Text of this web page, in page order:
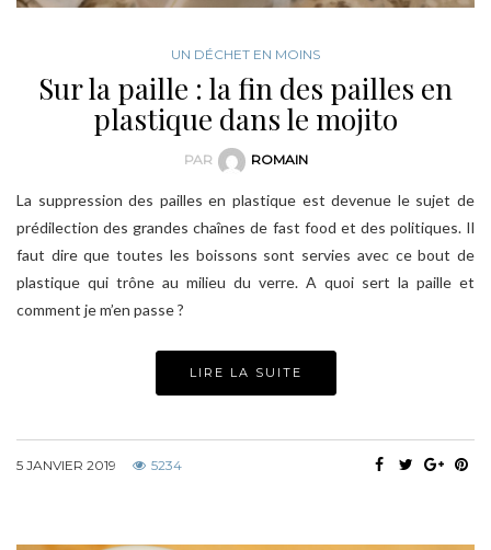
UN DÉCHET EN MOINS
Sur la paille : la fin des pailles en
plastique dans le mojito
PAR ROMAIN
La suppression des pailles en plastique est devenue le sujet de
prédilection des grandes chaînes de fast food et des politiques. Il
faut dire que toutes les boissons sont servies avec ce bout de
plastique qui trône au milieu du verre. A quoi sert la paille et
comment je m’en passe ?
LIRE LA SUITE
5 JANVIER 2019 5234